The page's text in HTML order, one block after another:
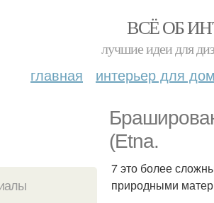
ВСЁ ОБ
лучшие идеи для
главная интерьер для
(Etna.
7 это более
природными